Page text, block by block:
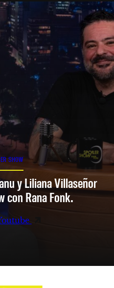
SHOW
y Liliana Villaseñor
con Rana Fonk.